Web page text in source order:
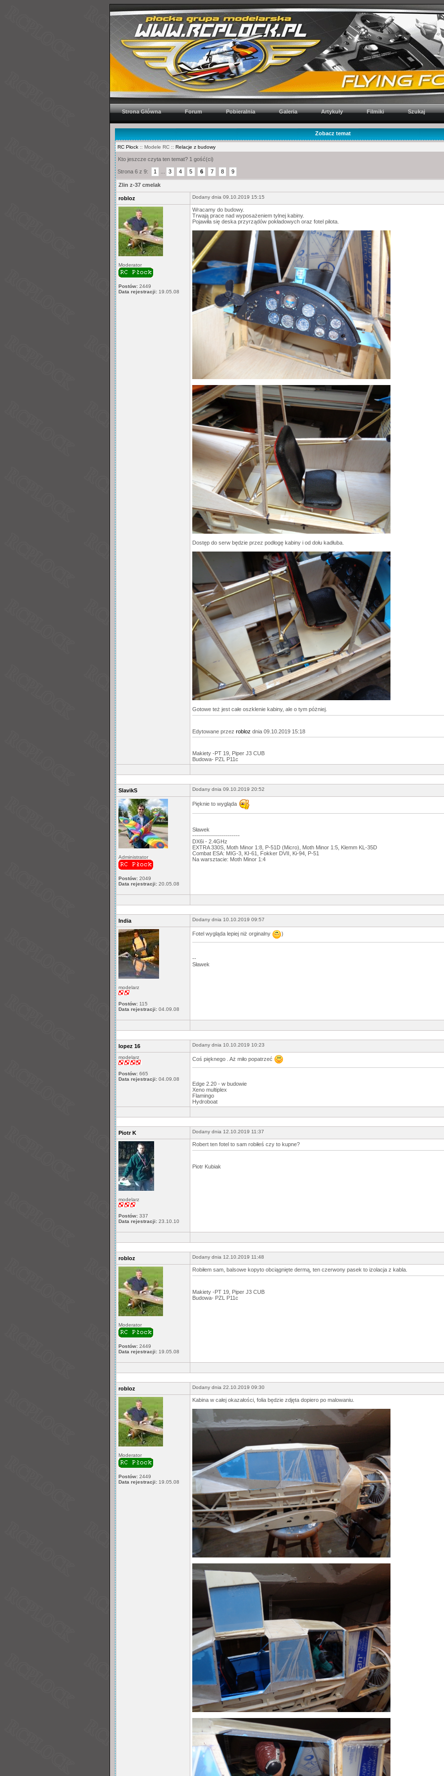
Strona Główna Forum Pobieralnia Galeria Artykuły Filmiki Szukaj
Zobacz temat
RC Płock :: Modele RC :: Relacje z budowy
Kto jeszcze czyta ten temat? 1 gość(ci)
Strona 6 z 9: 1 3 4 5 6 7 8 9
Zlin z-37 cmelak
robloz Dodany dnia 09.10.2019 15:15
Moderator
Postów: 2449
Data rejestracji: 19.05.08
Wracamy do budowy.
Trwają prace nad wyposażeniem tylnej kabiny.
Pojawiła się deska przyrządów pokładowych oraz fotel pilota.
Dostęp do serw będzie przez podłogę kabiny i od dołu kadłuba.
Gotowe też jest całe oszklenie kabiny, ale o tym póżniej.
Edytowane przez robloz dnia 09.10.2019 15:18
Makiety -PT 19, Piper J3 CUB
Budowa- PZL P11c
SlavikS Dodany dnia 09.10.2019 20:52
Administrator
Postów: 2049
Data rejestracji: 20.05.08
Pięknie to wygląda
Sławek
------------------------
DX6i - 2.4GHz
EXTRA 330S, Moth Minor 1:8, P-51D (Micro), Moth Minor 1:5, Klemm KL-35D
Combat ESA: MIG-3, KI-61, Fokker DVII, Ki-94, P-51
Na warsztacie: Moth Minor 1:4
India Dodany dnia 10.10.2019 09:57
modelarz
Postów: 115
Data rejestracji: 04.09.08
Fotel wygląda lepiej niż orginalny )
--
Sławek
lopez 16 Dodany dnia 10.10.2019 10:23
modelarz
Postów: 665
Data rejestracji: 04.09.08
Coś pięknego . Aż miło popatrzeć
Edge 2.20 - w budowie
Xeno multiplex
Flamingo
Hydroboat
Piotr K Dodany dnia 12.10.2019 11:37
modelarz
Postów: 337
Data rejestracji: 23.10.10
Robert ten fotel to sam robiłeś czy to kupne?
Piotr Kubiak
robloz Dodany dnia 12.10.2019 11:48
Moderator
Postów: 2449
Data rejestracji: 19.05.08
Robiłem sam, balsowe kopyto obciągnięte dermą, ten czerwony pasek to izolacja z kabla.
Makiety -PT 19, Piper J3 CUB
Budowa- PZL P11c
robloz Dodany dnia 22.10.2019 09:30
Moderator
Postów: 2449
Data rejestracji: 19.05.08
Kabina w całej okazałości, folia będzie zdjęta dopiero po malowaniu.